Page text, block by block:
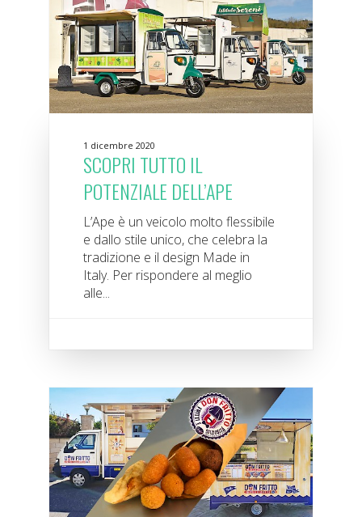
1 dicembre 2020
SCOPRI TUTTO IL
POTENZIALE DELL’APE
L’Ape è un veicolo molto flessibile
e dallo stile unico, che celebra la
tradizione e il design Made in
Italy. Per rispondere al meglio
alle...